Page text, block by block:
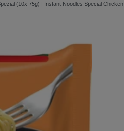
(10x 75g) | Instant Noodles Special Chicken